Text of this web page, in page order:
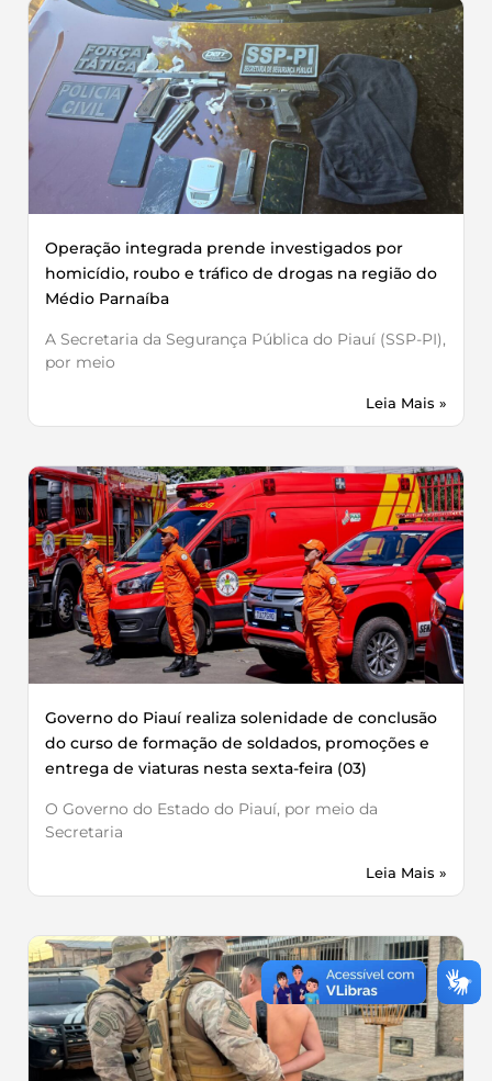
Operação integrada prende investigados por
homicídio, roubo e tráfico de drogas na região do
Médio Parnaíba
A Secretaria da Segurança Pública do Piauí (SSP-PI),
por meio
Leia Mais »
Governo do Piauí realiza solenidade de conclusão
do curso de formação de soldados, promoções e
entrega de viaturas nesta sexta-feira (03)
O Governo do Estado do Piauí, por meio da
Secretaria
Leia Mais »